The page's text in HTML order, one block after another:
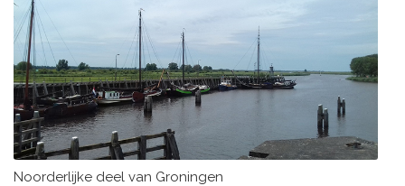
Noorderlijke deel van Groningen